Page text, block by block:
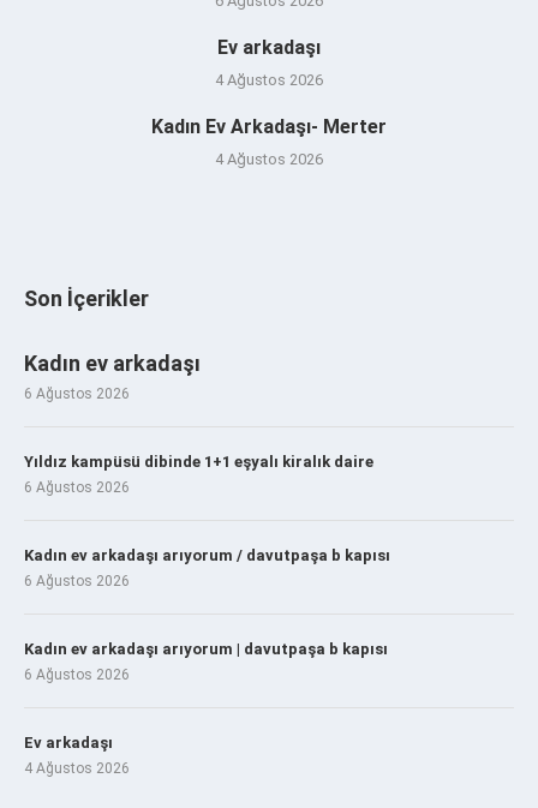
Ev arkadaşı
4 Ağustos 2026
Kadın Ev Arkadaşı- Merter
4 Ağustos 2026
Son İçerikler
Kadın ev arkadaşı
6 Ağustos 2026
Yıldız kampüsü dibinde 1+1 eşyalı kiralık daire
6 Ağustos 2026
Kadın ev arkadaşı arıyorum / davutpaşa b kapısı
6 Ağustos 2026
Kadın ev arkadaşı arıyorum | davutpaşa b kapısı
6 Ağustos 2026
Ev arkadaşı
4 Ağustos 2026